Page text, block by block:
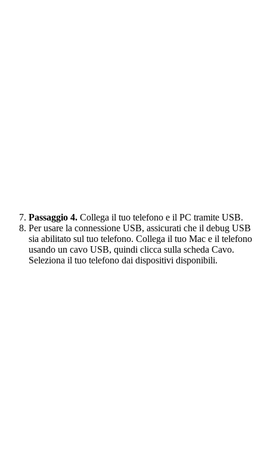
Passaggio 4. Collega il tuo telefono e il PC tramite USB.
Per usare la connessione USB, assicurati che il debug USB
sia abilitato sul tuo telefono. Collega il tuo Mac e il telefono
usando un cavo USB, quindi clicca sulla scheda Cavo.
Seleziona il tuo telefono dai dispositivi disponibili.